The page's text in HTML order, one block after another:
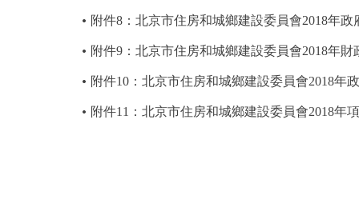
附件8：北京市住房和城鄉建設委員會2018年
附件9：北京市住房和城鄉建設委員會2018年
附件10：北京市住房和城鄉建設委員會2018年
附件11：北京市住房和城鄉建設委員會2018年